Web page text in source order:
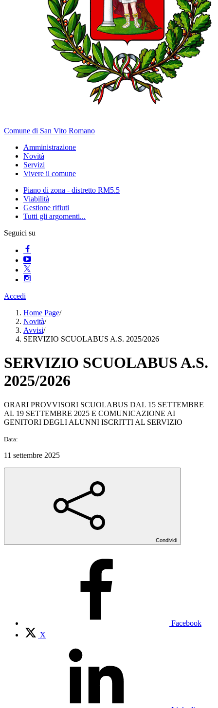
Comune di San Vito Romano
Amministrazione
Novità
Servizi
Vivere il comune
Piano di zona - distretto RM5.5
Viabilità
Gestione rifiuti
Tutti gli argomenti...
Seguici su
Accedi
Home Page/
Novità/
Avvisi/
SERVIZIO SCUOLABUS A.S. 2025/2026
SERVIZIO SCUOLABUS A.S.
2025/2026
ORARI PROVVISORI SCUOLABUS DAL 15 SETTEMBRE
AL 19 SETTEMBRE 2025 E COMUNICAZIONE AI
GENITORI DEGLI ALUNNI ISCRITTI AL SERVIZIO
Data:
11 settembre 2025
Condividi
Facebook
X